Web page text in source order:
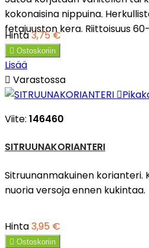
kokonaisina nippuina.
fetajuuston kera. Riittoisuus
Hinta3,75 €
 Ostoskoriin
Lisää
 Varastossa

Viite: 146460
SITRUUNAKORIANTERI
Sitruunanmakuinen korianteri.
nuoria versoja ennen kukintaa.
Hinta3,95 €
 Ostoskoriin